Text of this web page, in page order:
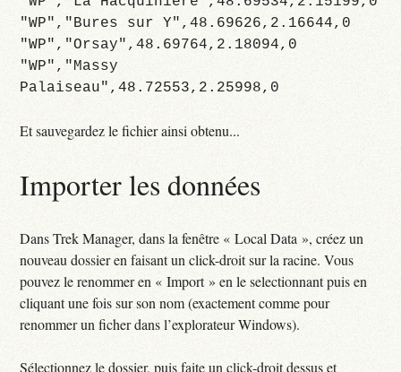
"WP","Bures sur Y",48.69626,2.16644,0
"WP","Orsay",48.69764,2.18094,0
"WP","Massy
Palaiseau",48.72553,2.25998,0
Et sauvegardez le fichier ainsi obtenu...
Importer les données
Dans Trek Manager, dans la fenêtre « Local Data », créez un
nouveau dossier en faisant un click-droit sur la racine. Vous
pouvez le renommer en « Import » en le selectionnant puis en
cliquant une fois sur son nom (exactement comme pour
renommer un ficher dans l’explorateur Windows).
Sélectionnez le dossier, puis faite un click-droit dessus et